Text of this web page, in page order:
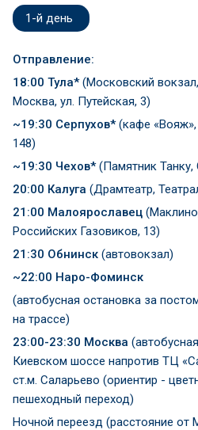
1-й день
Отправление:
18:00 Тула*(Московский
Москва, ул. Путейская, 3)
~19:30 Серпухов*(кафе
148)
~19:30 Чехов*(Памятник Танку,
20:00 Калуга (Драмтеатр,
21:00 Малоярославец
Российских Газовиков, 13)
21:30 Обнинск (автовокзал)
~22:00 Наро-Фоминск
(автобусная остановка за
на трассе)
23:00-23:30 Москва
Киевском шоссе напротив ТЦ
ст.м. Саларьево (ориентир -
пешеходный переход)
Ночной переезд (расстояние от